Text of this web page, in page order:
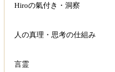
Hiroの氣付き・洞察
人の真理・思考の仕組み
言霊